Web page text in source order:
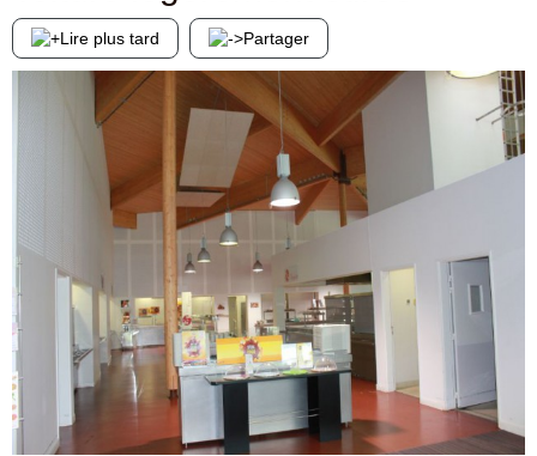
Lire plus tard Partager